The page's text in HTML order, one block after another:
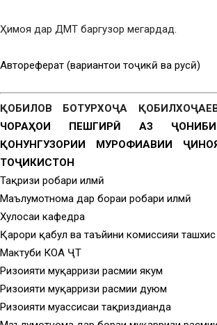
Ҳимоя дар ДМТ баргузор мегардад.
Автореферат (вариантҳои тоҷикӣ ва русӣ)
ҚОБИЛОВ БОТУРХОҶА
ЧОРАҲОИ ПЕШГИРӢ АЗ
ҚОНУНГУЗОРИИ МУРОФИАВИИ
ТОҶИКИСТОН
Тақризи роҳбари илмӣ
Маълумотнома дар бораи роҳбари илмӣ
Хулосаи кафедра
Қарори қабул ва таъйини комиссияи ташхис
Мактуби КОА ҶТ
Ризоияти муқарризи расмии якум
Ризоияти муқарризи расмии дуюм
Ризоияти муассисаи тақриздиҳанда